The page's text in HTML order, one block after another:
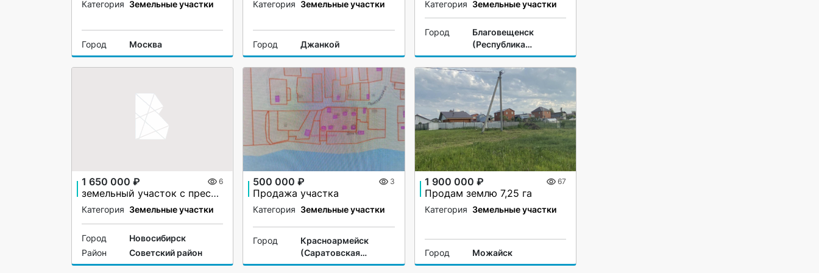
Категория Земельные участки
Город Москва
Категория Земельные участки
Город Джанкой
Категория Земельные участки
Город
Благовещенск
(Республика
Башкортостан)
1 650 000 ₽ 6
земельный участок с преспективой
Категория Земельные участки
Город
Новосибирск
Район
Советский район
500 000 ₽ 3
Продажа участка
Категория Земельные участки
Город
Красноармейск
(Саратовская
область)
1 900 000 ₽ 67
Продам землю 7,25 га
Категория Земельные участки
Город Можайск